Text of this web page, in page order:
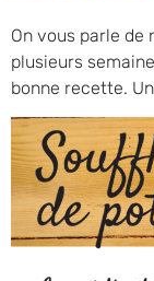
On vous parle de
plusieurs
bonne recette.